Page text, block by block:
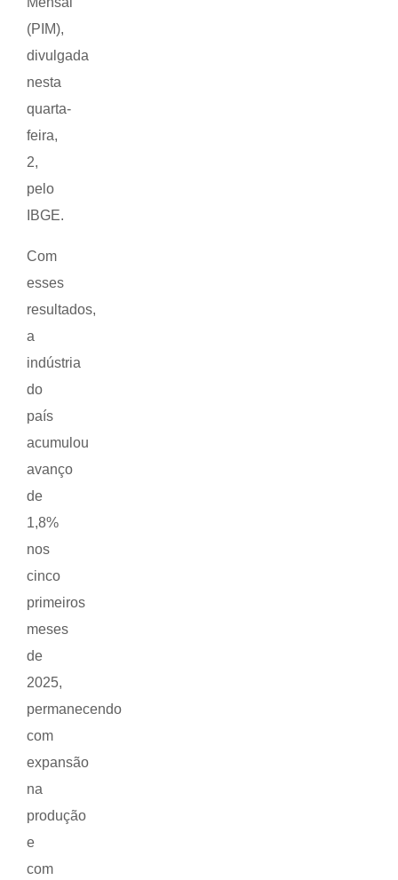
(PIM),
divulgada
nesta
quarta-
feira,
2,
pelo
IBGE.
Com
esses
resultados,
a
indústria
do
país
acumulou
avanço
de
1,8%
nos
cinco
primeiros
meses
de
2025,
permanecendo
com
expansão
na
produção
e
com